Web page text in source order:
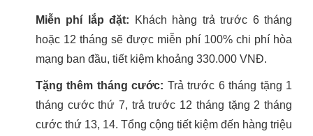
Miễn phí lắp đặt: Khách hàng trả trước 6 tháng
hoặc 12 tháng sẽ được miễn phí 100% chi phí hòa
mạng ban đầu, tiết kiệm khoảng 330.000 VNĐ.
Tặng thêm tháng cước: Trả trước 6 tháng tặng 1
tháng cước thứ 7, trả trước 12 tháng tặng 2 tháng
cước thứ 13, 14. Tổng cộng tiết kiệm đến hàng triệu